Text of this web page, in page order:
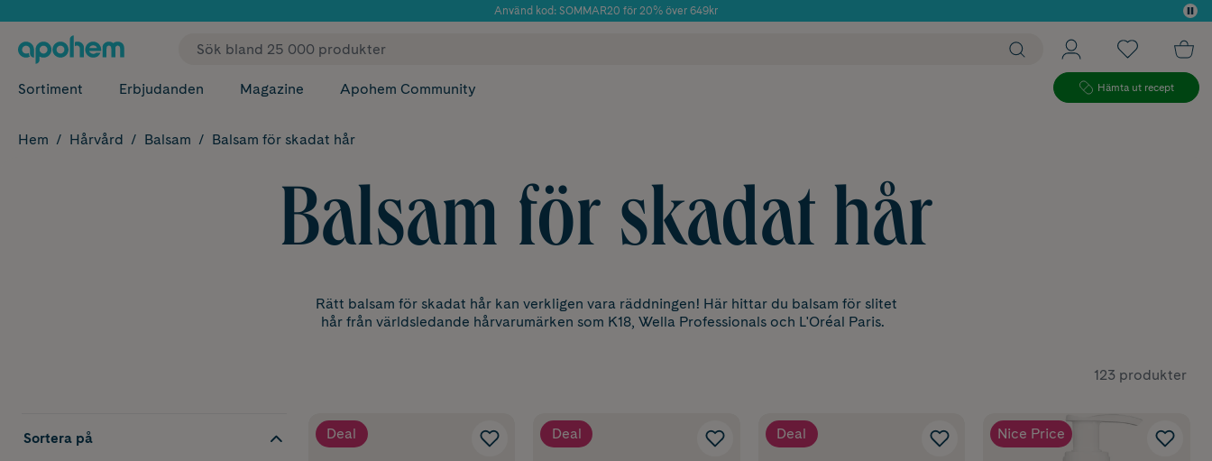
Använd kod: SOMMAR20 för 20% över 649kr
✓ Fri frakt
Sortiment Erbjudanden Magazine Apohem Community Hämta ut recept
Hem Hårvård Balsam Balsam för skadat hår
Balsam för skadat hår
Rätt balsam för skadat hår kan verkligen vara räddningen! Här hittar du balsam för slitet
hår från världsledande hårvarumärken som K18, Wella Professionals och L'Oréal Paris.
123 produkter
Sortera på Deal Deal Deal Nice Price